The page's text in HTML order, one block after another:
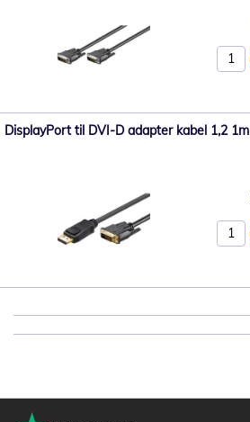
DisplayPort til DVI-D adapter kabel 1,2 1m